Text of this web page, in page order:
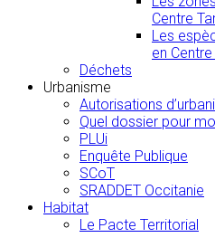
Centre
Les
en Centre
Déchets
Urbanisme
Autorisations
Quel dossier pour
PLUi
Enquête Publique
SCoT
SRADDET Occitanie
Habitat
Le Pacte Territorial